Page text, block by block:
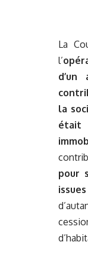
La
l’
la
était
pour